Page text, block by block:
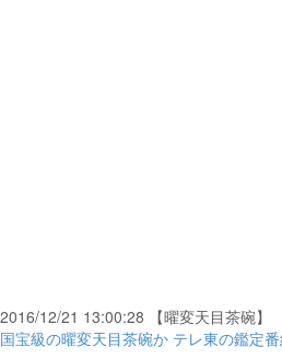
2016/12/21 13:00:28 【曜変天目茶碗】
国宝級の曜変天目茶碗か テレ東の鑑定